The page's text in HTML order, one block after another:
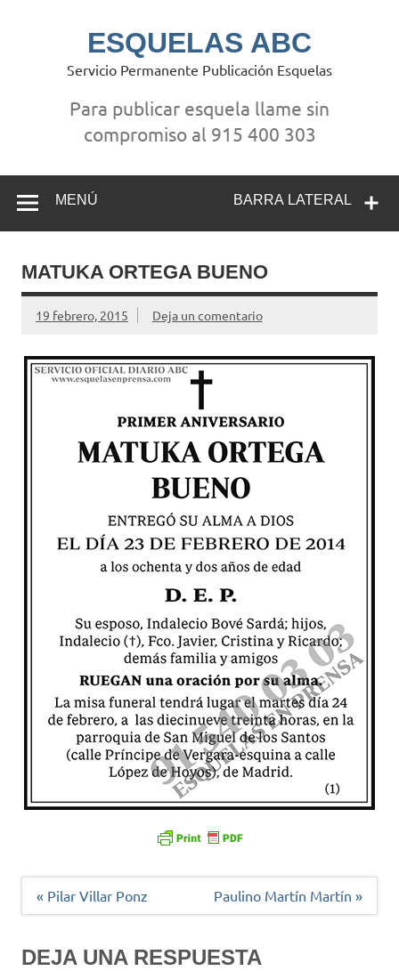
ESQUELAS ABC
Servicio Permanente Publicación Esquelas
Para publicar esquela llame sin
compromiso al 915 400 303
BARRA LATERAL
MENÚ
MATUKA ORTEGA BUENO
19 febrero, 2015 Deja un comentario
Navegación
« Pilar Villar Ponz Paulino Martín Martín »
DEJA UNA RESPUESTA